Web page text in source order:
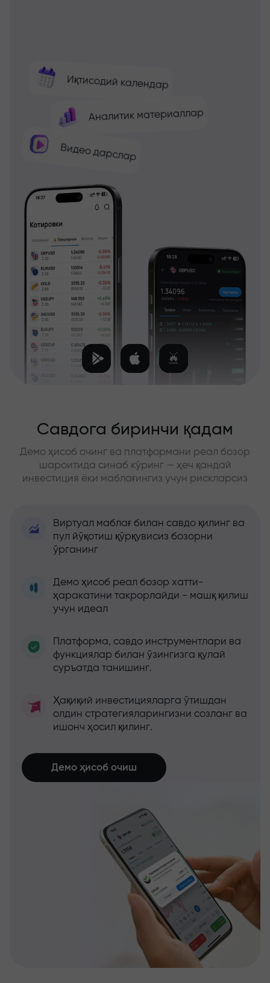
Иқтисодий календар
Аналитик материаллар
Видео дарслар
Савдога биринчи қадам
Демо ҳисоб очинг ва платформани реал бозор
шароитида синаб кўринг — ҳеч қандай
инвестиция ёки маблағингиз учун рискларсиз
Виртуал маблағ билан савдо қилинг ва
пул йўқотиш қўрқувисиз бозорни
ўрганинг
Демо ҳисоб реал бозор хатти-
ҳаракатини такрорлайди - машқ қилиш
учун идеал
Платформа, савдо инструментлари ва
функциялар билан ўзингизга қулай
суръатда танишинг.
Ҳақиқий инвестицияларга ўтишдан
олдин стратегияларингизни созланг ва
ишонч ҳосил қилинг.
Демо ҳисоб очиш